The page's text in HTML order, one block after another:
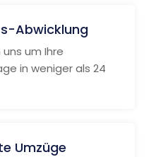
Abwicklung
um Ihre
in weniger als 24
Umzüge